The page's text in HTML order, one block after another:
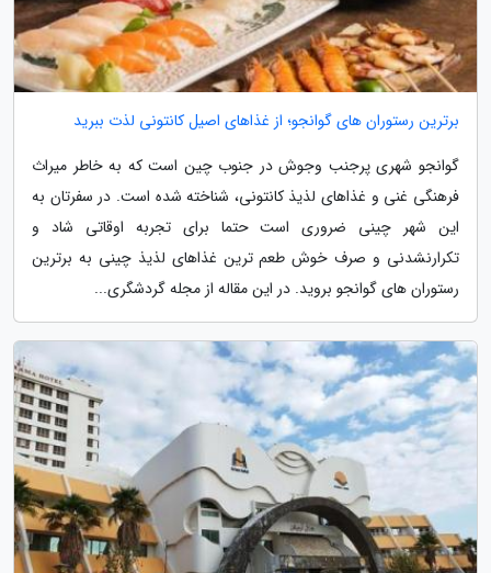
برترین رستوران های گوانجو؛ از غذاهای اصیل کانتونی لذت ببرید
گوانجو شهری پرجنب وجوش در جنوب چین است که به خاطر میراث
فرهنگی غنی و غذاهای لذیذ کانتونی، شناخته شده است. در سفرتان به
این شهر چینی ضروری است حتما برای تجربه اوقاتی شاد و
تکرارنشدنی و صرف خوش طعم ترین غذاهای لذیذ چینی به برترین
رستوران های گوانجو بروید. در این مقاله از مجله گردشگری...